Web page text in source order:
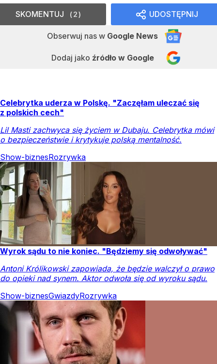
UDOSTĘPNIJ
Obserwuj nas w Google News
Dodaj jako źródło w Google
SKOMENTUJ 2
Celebrytka uderza w Polskę. "Zaczęłam uleczać się
z polskich cech"
Lil Masti zachwyca się życiem w Dubaju. Celebrytka mówi
o bezpieczeństwie i krytykuje polską mentalność.
Show-biznesRozrywka
Wyrok sądu to nie koniec. "Będziemy się odwoływać"
Antoni Królikowski zapowiada, że będzie walczył o prawo
do opieki nad synem. Aktor odwoła się od wyroku sądu.
Show-biznesGwiazdyRozrywka